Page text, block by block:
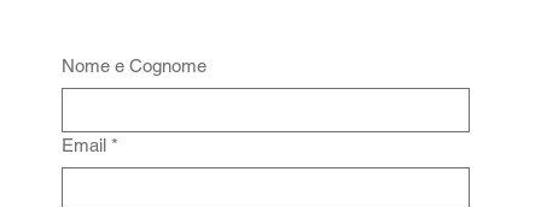
Nome e Cognome
Email *